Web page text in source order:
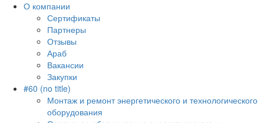
О компании
Сертификаты
Партнеры
Отзывы
Араб
Вакансии
Закупки
#60 (no title)
Монтаж и ремонт энергетического и технологического
оборудования